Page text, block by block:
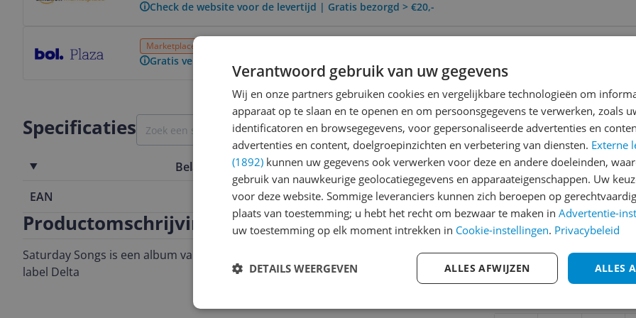
Check de website voor de levertijd | Gratis bezorgd > €20,-
Marketplace
Gratis verzending vanaf € 25,- | 30 Dagen Bedenktijd
Specificaties
Belangrijkste kenmerken
EAN
0016728145329
Productomschrijving
Saturday Songs is een album van Chris Cheek uit 2016 en is uitgebracht onder het
label Delta
Reviews
Er zijn nog geen
Heb jij dit product in bezit
met het schrijven van je
een review gemiddeld
andere bezoekers een
Cijfer
Verantwoord gebruik van uw gegevens
Wij en onze partners gebruiken cookies en vergelijkbare technologieën om
apparaat op te slaan en te openen en om persoonsgegevens te verwerken, zoals
identificatoren en browsegegevens, voor gepersonaliseerde advertenties en
advertenties en content, doelgroepinzichten en verbetering van diensten. Externe
(1892) kunnen uw gegevens ook verwerken voor deze en andere doeleinden,
gebruik van nauwkeurige geolocatiegegevens en apparaateigenschappen. Uw
voor deze website. Sommige leveranciers kunnen zich beroepen op
plaats van toestemming; u hebt het recht om bezwaar te maken in Advertentie-
uw toestemming op elk moment intrekken in Cookie-instellingen. Privacybeleid
ALLES
ALLES AFWIJZEN
DETAILS WEERGEVEN